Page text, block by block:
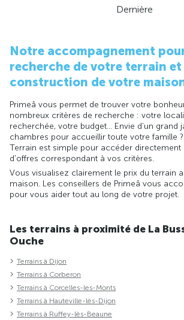
Dernière
Notre accompagnement
recherche de votre terrain et
construction de votre
Primeâ vous permet de trouver votre
nombreux critères de recherche : votre
recherchée, votre budget... Envie d'un grand
chambres pour accueillir toute votre famille
Terrain est simple pour accéder directement
d'offres correspondant à vos critères.
Vous visualisez clairement le prix du terrain
maison. Les conseillers de Primeâ vous
pour vous aider tout au long de votre projet.
Les terrains à proximité de La
Ouche
Terrains à Dijon
Terrains à Corberon
Terrains à Corcelles-les-Monts
Terrains à Hauteville-lès-Dijon
Terrains à Ruffey-lès-Beaune